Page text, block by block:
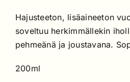
Hajusteeton, lisäaineeton
soveltuu herkimmällekin
pehmeänä ja joustavana.
200ml